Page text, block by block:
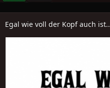
Egal wie voll der Kopf auch ist..